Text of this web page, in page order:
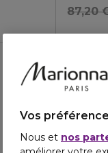
87,20
Vos
Nous et nos